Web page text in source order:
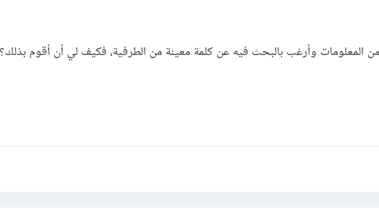
وأرغب بالبحث فيه عن كلمة معينة من الطرفية، فكيف لي أن أقوم بذلك؟